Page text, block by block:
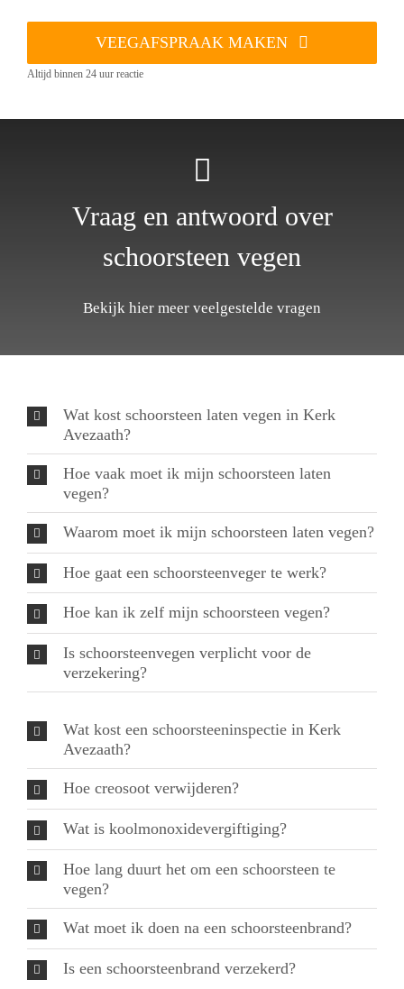
VEEGAFSPRAAK MAKEN
Altijd binnen 24 uur reactie
Vraag en antwoord over
schoorsteen vegen
Bekijk hier meer veelgestelde vragen
Wat kost schoorsteen laten vegen in Kerk
Avezaath?
Hoe vaak moet ik mijn schoorsteen laten
vegen?
Waarom moet ik mijn schoorsteen laten vegen?
Hoe gaat een schoorsteenveger te werk?
Hoe kan ik zelf mijn schoorsteen vegen?
Is schoorsteenvegen verplicht voor de
verzekering?
Wat kost een schoorsteeninspectie in Kerk
Avezaath?
Hoe creosoot verwijderen?
Wat is koolmonoxidevergiftiging?
Hoe lang duurt het om een schoorsteen te
vegen?
Wat moet ik doen na een schoorsteenbrand?
Is een schoorsteenbrand verzekerd?